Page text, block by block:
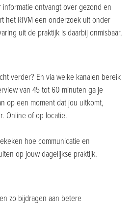
informatie ontvangt over gezond en
het RIVM een onderzoek uit onder
uit de praktijk is daarbij onmisbaar.
verder? En via welke kanalen bereik
van 45 tot 60 minuten ga je
op een moment dat jou uitkomt,
Online of op locatie.
hoe communicatie en
op jouw dagelijkse praktijk.
zo bijdragen aan betere